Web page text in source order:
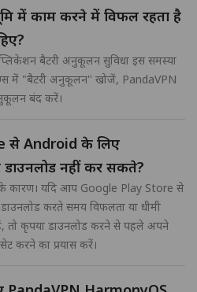
में काम करने में विफल रहता है
बैटरी अनुकूलन सुविधा इस समस्या
में "बैटरी अनुकूलन" खोजें, PandaVPN
बंद करें।
से Android के लिए
डाउनलोड नहीं कर सकते?
के कारण। यदि आप Google Play Store से
करते समय विफलता या धीमी
तो कृपया डाउनलोड करने से पहले अपने
करने का प्रयास करें।